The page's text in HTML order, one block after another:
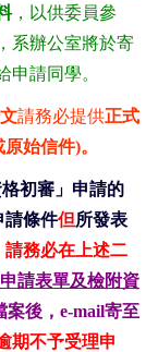
，以供委員參
， 系辦公室將於寄
申請同學。
請務必提供正式
始信件)。
初審」申請的
請條件但所發表
請務必在上述二
請表單及檢附資
案後， e-mail寄至
期不予受理申